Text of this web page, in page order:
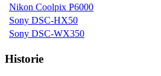
Nikon Coolpix P6000
Sony DSC-HX50
Sony DSC-WX350
Historie